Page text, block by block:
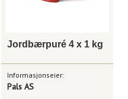
Jordbærpuré 4 x 1 kg
Informasjonseier:
Pals AS